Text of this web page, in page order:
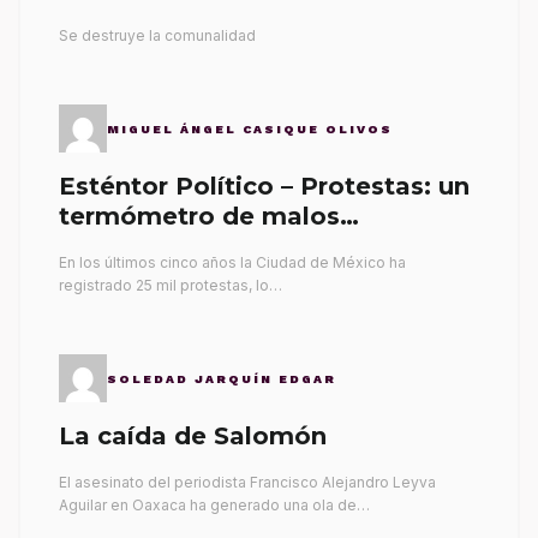
Se destruye la comunalidad
MIGUEL ÁNGEL CASIQUE OLIVOS
Esténtor Político – Protestas: un
termómetro de malos
En los últimos cinco años la Ciudad de México ha
registrado 25 mil protestas, lo…
SOLEDAD JARQUÍN EDGAR
La caída de Salomón
El asesinato del periodista Francisco Alejandro Leyva
Aguilar en Oaxaca ha generado una ola de…